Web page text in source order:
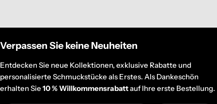
Verpassen Sie keine Neuheiten
Entdecken Sie neue Kollektionen, exklusive Rabatte und
personalisierte Schmuckstücke als Erstes. Als Dankeschön
erhalten Sie 10 % Willkommensrabattauf Ihre erste Bestellung.